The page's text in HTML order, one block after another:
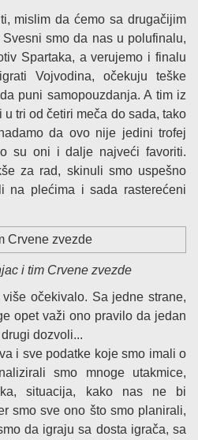
mislim da ćemo sa drugačijim
smo da nas u polufinalu,
Spartaka, a verujemo i finalu
Vojvodina, očekuju teške
puni samopouzdanja. A tim iz
tri od četiri meča do sada, tako
da ovo nije jedini trofej
su oni i dalje najveći favoriti.
za rad, skinuli smo uspešno
na plećima i sada rasterećeni
i tim Crvene zvezde
očekivalo. Sa jedne strane,
opet važi ono pravilo da jedan
dozvoli...
i sve podatke koje smo imali o
smo mnoge utakmice,
situacija, kako nas ne bi
smo sve ono što smo planirali,
da igraju sa dosta igrača, sa